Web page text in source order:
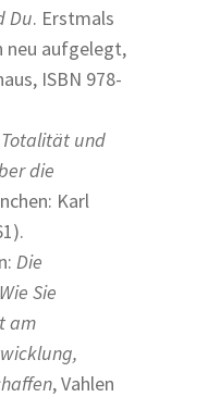
Du. Erstmals
neu aufgelegt,
ISBN 978-
Totalität und
die
Karl
Die
Sie
am
, Vahlen